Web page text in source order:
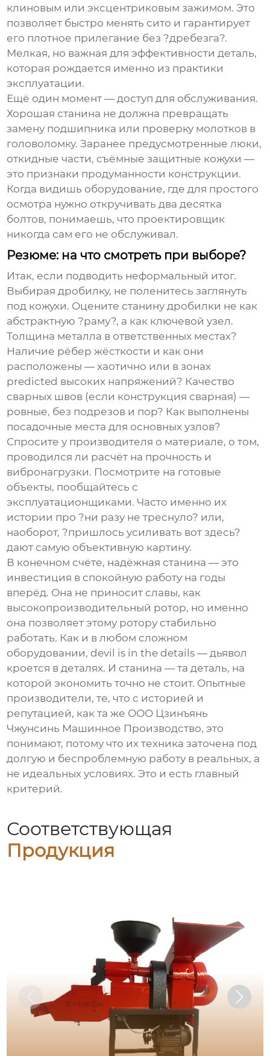
клиновым или эксцентриковым зажимом. Это
позволяет быстро менять сито и гарантирует
его плотное прилегание без ?дребезга?.
Мелкая, но важная для эффективности деталь,
которая рождается именно из практики
эксплуатации.
Ещё один момент — доступ для обслуживания.
Хорошая станина не должна превращать
замену подшипника или проверку молотков в
головоломку. Заранее предусмотренные люки,
откидные части, съёмные защитные кожухи —
это признаки продуманности конструкции.
Когда видишь оборудование, где для простого
осмотра нужно откручивать два десятка
болтов, понимаешь, что проектировщик
никогда сам его не обслуживал.
Резюме: на что смотреть при выборе?
Итак, если подводить неформальный итог.
Выбирая дробилку, не поленитесь заглянуть
под кожухи. Оцените станину дробилки не как
абстрактную ?раму?, а как ключевой узел.
Толщина металла в ответственных местах?
Наличие рёбер жёсткости и как они
расположены — хаотично или в зонах
predicted высоких напряжений? Качество
сварных швов (если конструкция сварная) —
ровные, без подрезов и пор? Как выполнены
посадочные места для основных узлов?
Спросите у производителя о материале, о том,
проводился ли расчёт на прочность и
вибронагрузки. Посмотрите на готовые
объекты, пообщайтесь с
эксплуатационщиками. Часто именно их
истории про ?ни разу не треснуло? или,
наоборот, ?пришлось усиливать вот здесь?
дают самую объективную картину.
В конечном счёте, надёжная станина — это
инвестиция в спокойную работу на годы
вперёд. Она не приносит славы, как
высокопроизводительный ротор, но именно
она позволяет этому ротору стабильно
работать. Как и в любом сложном
оборудовании, devil is in the details — дьявол
кроется в деталях. И станина — та деталь, на
которой экономить точно не стоит. Опытные
производители, те, что с историей и
репутацией, как та же ООО Цзинъянь
Чжунсинь Машинное Производство, это
понимают, потому что их техника заточена под
долгую и беспроблемную работу в реальных, а
не идеальных условиях. Это и есть главный
критерий.
Соответствующая
Продукция